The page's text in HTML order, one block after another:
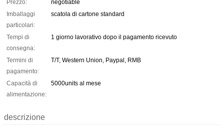
Prezzo:
negotiable
Imballaggi
particolari:
scatola di cartone standard
Tempi di
consegna:
1 giorno lavorativo dopo il pagamento ricevuto
Termini di
pagamento:
T/T, Western Union, Paypal, RMB
Capacità di
alimentazione:
5000units al mese
descrizione